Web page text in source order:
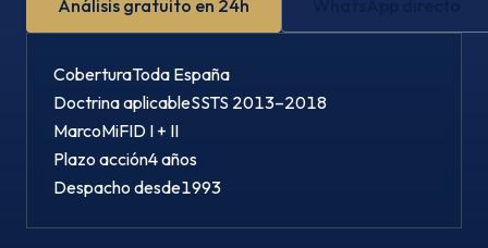
Análisis gratuito en 24h
CoberturaToda España
Doctrina aplicableSSTS 2013–2018
MarcoMiFID I + II
Plazo acción4 años
Despacho desde1993